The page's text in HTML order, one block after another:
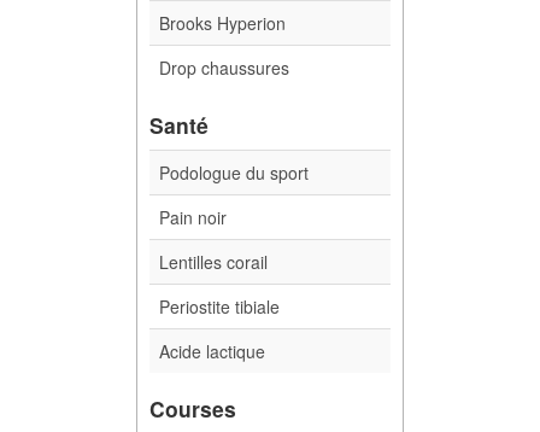
Brooks Hyperion
Drop chaussures
Santé
Podologue du sport
Pain noir
Lentilles corail
Periostite tibiale
Acide lactique
Courses